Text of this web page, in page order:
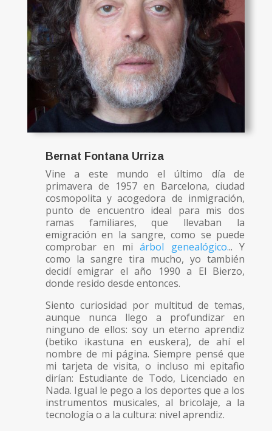
Bernat Fontana Urriza
Vine a este mundo el último día de
primavera de 1957 en Barcelona, ciudad
cosmopolita y acogedora de inmigración,
punto de encuentro ideal para mis dos
ramas familiares, que llevaban la
emigración en la sangre, como se puede
comprobar en miárbol genealógico... Y
como la sangre tira mucho, yo también
decidí emigrar el año 1990 a El Bierzo,
donde resido desde entonces.
Siento curiosidad por multitud de temas,
aunque nunca llego a profundizar en
ninguno de ellos: soy un eterno aprendiz
(betiko ikastuna en euskera), de ahí el
nombre de mi página. Siempre pensé que
mi tarjeta de visita, o incluso mi epitafio
dirían: Estudiante de Todo, Licenciado en
Nada. Igual le pego a los deportes que a los
instrumentos musicales, al bricolaje, a la
tecnología o a la cultura: nivel aprendiz.